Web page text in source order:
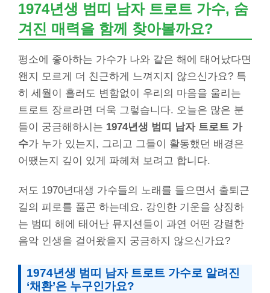
1974년생 범띠 남자 트로트 가수, 숨
겨진 매력을 함께 찾아볼까요?
평소에 좋아하는 가수가 나와 같은 해에 태어났다면
왠지 모르게 더 친근하게 느껴지지 않으신가요? 특
히 세월이 흘러도 변함없이 우리의 마음을 울리는
트로트 장르라면 더욱 그렇습니다. 오늘은 많은 분
들이 궁금해하시는 1974년생 범띠 남자 트로트 가
수가 누가 있는지, 그리고 그들이 활동했던 배경은
어땠는지 깊이 있게 파헤쳐 보려고 합니다.
저도 1970년대생 가수들의 노래를 들으면서 출퇴근
길의 피로를 풀곤 하는데요. 강인한 기운을 상징하
는 범띠 해에 태어난 뮤지션들이 과연 어떤 강렬한
음악 인생을 걸어왔을지 궁금하지 않으신가요?
1974년생 범띠 남자 트로트 가수로 알려진
‘채환’은 누구인가요?